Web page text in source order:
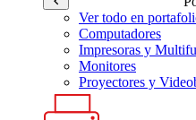
Ver todo en
Computadores
Impresoras y
Monitores
Proyectores y